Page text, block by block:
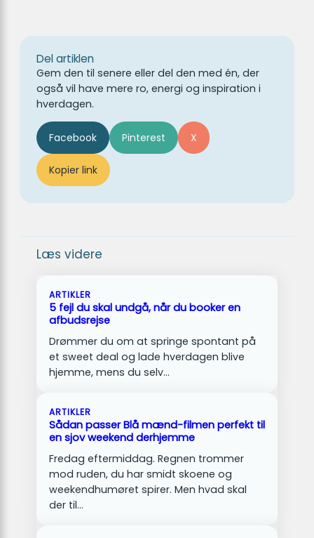
Del artiklen
Gem den til senere eller del den med én, der
også vil have mere ro, energi og inspiration i
hverdagen.
Facebook Pinterest X
Kopier link
Læs videre
ARTIKLER
5 fejl du skal undgå, når du booker en
afbudsrejse
Drømmer du om at springe spontant på
et sweet deal og lade hverdagen blive
hjemme, mens du selv…
ARTIKLER
Sådan passer Blå mænd-filmen perfekt til
en sjov weekend derhjemme
Fredag eftermiddag. Regnen trommer
mod ruden, du har smidt skoene og
weekendhumøret spirer. Men hvad skal
der til…